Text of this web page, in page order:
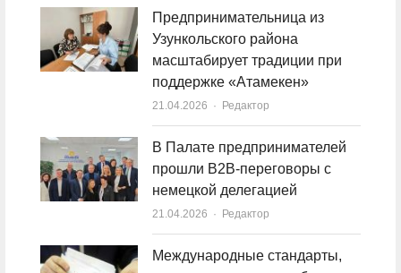
Предпринимательница из
Узункольского района
масштабирует традиции при
поддержке «Атамекен»
21.04.2026 Author
Редактор
В Палате предпринимателей
прошли B2B-переговоры с
немецкой делегацией
21.04.2026 Author
Редактор
Международные стандарты,